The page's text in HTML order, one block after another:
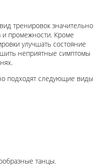
тренировок значительно
промежности. Кроме
улучшать состояние
неприятные симптомы
подходят следующие виды
танцы.